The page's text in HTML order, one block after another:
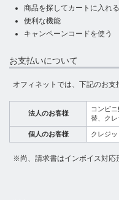
商品を探してカートに入れる
便利な機能
キャンペーンコードを使う
お支払いについて
オフィネットでは、下記のお支
法人のお客様
コンビ
替、ク
個人のお客様 クレジ
※尚、請求書はインボイス対応